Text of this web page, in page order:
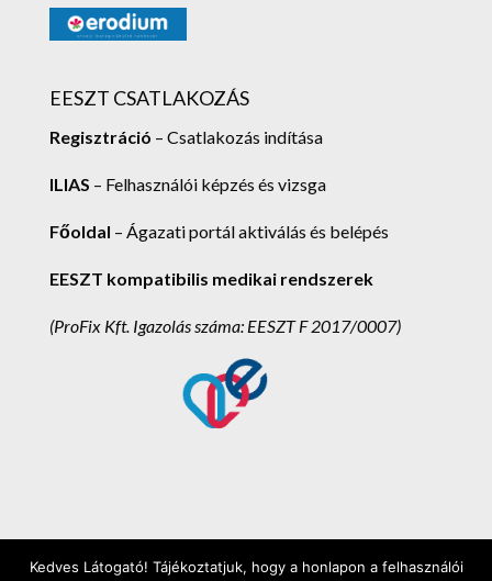
EESZT CSATLAKOZÁS
Regisztráció – Csatlakozás indítása
ILIAS – Felhasználói képzés és vizsga
Főoldal – Ágazati portál aktiválás és belépés
EESZT kompatibilis medikai rendszerek
(ProFix Kft. Igazolás száma: EESZT F 2017/0007)
ProFix Kft. 2025. - Minden jog fenntartva! -
Kedves Látogató! Tájékoztatjuk, hogy a honlapon a felhasználói